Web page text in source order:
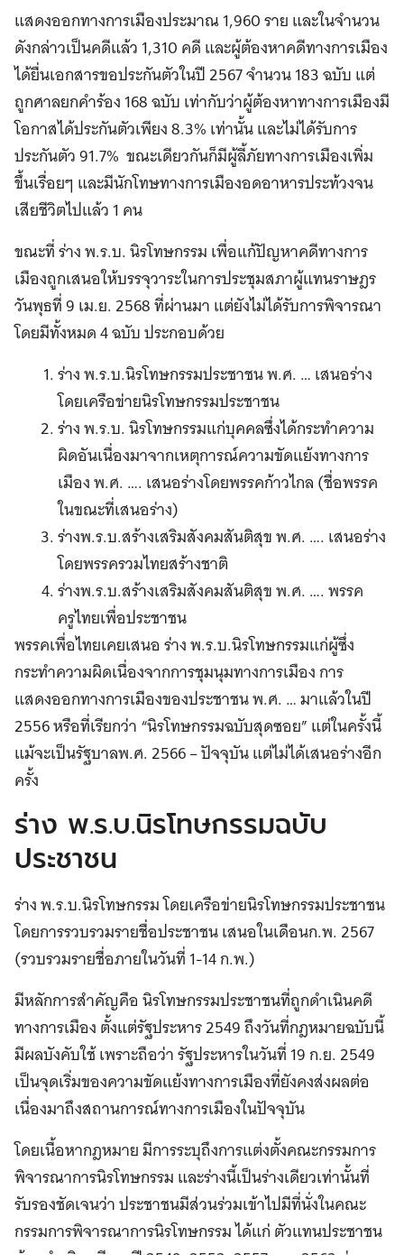
แสดงออกทางการเมืองประมาณ 1,960 ราย และในจำนวน
ดังกล่าวเป็นคดีแล้ว 1,310 คดี และผู้ต้องหาคดีทางการเมือง
ได้ยื่นเอกสารขอประกันตัวในปี 2567 จำนวน 183 ฉบับ แต่
ถูกศาลยกคำร้อง 168 ฉบับ เท่ากับว่าผู้ต้องหาทางการเมืองมี
โอกาสได้ประกันตัวเพียง 8.3% เท่านั้น และไม่ได้รับการ
ประกันตัว 91.7% ขณะเดียวกันก็มีผู้ลี้ภัยทางการเมืองเพิ่ม
ขึ้นเรื่อยๆ และมีนักโทษทางการเมืองอดอาหารประท้วงจน
เสียชีวิตไปแล้ว 1 คน
ขณะที่ ร่าง พ.ร.บ. นิรโทษกรรม เพื่อแก้ปัญหาคดีทางการ
เมืองถูกเสนอให้บรรจุวาระในการประชุมสภาผู้แทนราษฎร
วันพุธที่ 9 เม.ย. 2568 ที่ผ่านมา แต่ยังไม่ได้รับการพิจารณา
โดยมีทั้งหมด 4 ฉบับ ประกอบด้วย
ร่าง พ.ร.บ.นิรโทษกรรมประชาชน พ.ศ. … เสนอร่าง
โดยเครือข่ายนิรโทษกรรมประชาชน
ร่าง พ.ร.บ. นิรโทษกรรมแก่บุคคลซึ่งได้กระทำความ
ผิดอันเนื่องมาจากเหตุการณ์ความขัดแย้งทางการ
เมือง พ.ศ. …. เสนอร่างโดยพรรคก้าวไกล (ชื่อพรรค
ในขณะที่เสนอร่าง)
ร่างพ.ร.บ.สร้างเสริมสังคมสันติสุข พ.ศ. …. เสนอร่าง
โดยพรรครวมไทยสร้างชาติ
ร่างพ.ร.บ.สร้างเสริมสังคมสันติสุข พ.ศ. …. พรรค
ครูไทยเพื่อประชาชน
พรรคเพื่อไทยเคยเสนอ ร่าง พ.ร.บ.นิรโทษกรรมแก่ผู้ซึ่ง
กระทำความผิดเนื่องจากการชุมนุมทางการเมือง การ
แสดงออกทางการเมืองของประชาชน พ.ศ. … มาแล้วในปี
2556 หรือที่เรียกว่า “นิรโทษกรรมฉบับสุดซอย” แต่ในครั้งนี้
แม้จะเป็นรัฐบาลพ.ศ. 2566 – ปัจจุบัน แต่ไม่ได้เสนอร่างอีก
ครั้ง
ร่าง พ.ร.บ.นิรโทษกรรมฉบับ
ประชาชน
ร่าง พ.ร.บ.นิรโทษกรรม โดยเครือข่ายนิรโทษกรรมประชาชน
โดยการรวบรวมรายชื่อประชาชน เสนอในเดือนก.พ. 2567
(รวบรวมรายชื่อภายในวันที่ 1-14 ก.พ.)
มีหลักการสำคัญคือ นิรโทษกรรมประชาชนที่ถูกดำเนินคดี
ทางการเมือง ตั้งแต่รัฐประหาร 2549 ถึงวันที่กฎหมายฉบับนี้
มีผลบังคับใช้ เพราะถือว่า รัฐประหารในวันที่ 19 ก.ย. 2549
เป็นจุดเริ่มของความขัดแย้งทางการเมืองที่ยังคงส่งผลต่อ
เนื่องมาถึงสถานการณ์ทางการเมืองในปัจจุบัน
โดยเนื้อหากฎหมาย มีการระบุถึงการแต่งตั้งคณะกรรมการ
พิจารณาการนิรโทษกรรม และร่างนี้เป็นร่างเดียวเท่านั้นที่
รับรองชัดเจนว่า ประชาชนมีส่วนร่วมเข้าไปมีที่นั่งในคณะ
กรรมการพิจารณาการนิรโทษกรรม ได้แก่ ตัวแทนประชาชน